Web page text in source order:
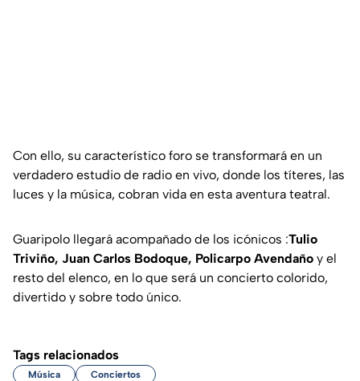
Con ello, su característico foro se transformará en un
verdadero estudio de radio en vivo, donde los títeres, las
luces y la música, cobran vida en esta aventura teatral.
Guaripolo llegará acompañado de los icónicos :Tulio
Triviño, Juan Carlos Bodoque, Policarpo Avendaño y el
resto del elenco, en lo que será un concierto colorido,
divertido y sobre todo único.
Tags relacionados
Música Conciertos